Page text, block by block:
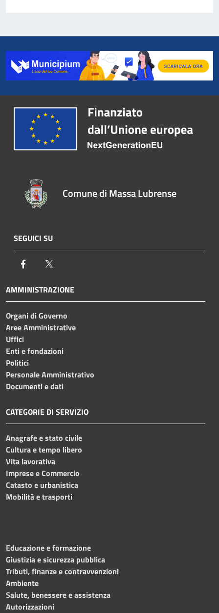
Comune di Massa Lubrense
SEGUICI SU
Facebook
AMMINISTRAZIONE
Organi di Governo
Aree Amministrative
Uffici
Enti e fondazioni
Politici
Personale Amministrativo
Documenti e dati
CATEGORIE DI SERVIZIO
Anagrafe e stato civile
Cultura e tempo libero
Vita lavorativa
Imprese e Commercio
Catasto e urbanistica
Mobilità e trasporti
Educazione e formazione
Giustizia e sicurezza pubblica
Tributi, finanze e contravvenzioni
Ambiente
Salute, benessere e assistenza
Autorizzazioni